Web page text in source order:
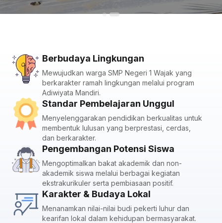
Berbudaya Lingkungan
Mewujudkan warga SMP Negeri 1 Wajak yang
berkarakter ramah lingkungan melalui program
Adiwiyata Mandiri.
Standar Pembelajaran Unggul
Menyelenggarakan pendidikan berkualitas untuk
membentuk lulusan yang berprestasi, cerdas,
dan berkarakter.
Pengembangan Potensi Siswa
Mengoptimalkan bakat akademik dan non-
akademik siswa melalui berbagai kegiatan
ekstrakurikuler serta pembiasaan positif.
Karakter & Budaya Lokal
Menanamkan nilai-nilai budi pekerti luhur dan
kearifan lokal dalam kehidupan bermasyarakat.